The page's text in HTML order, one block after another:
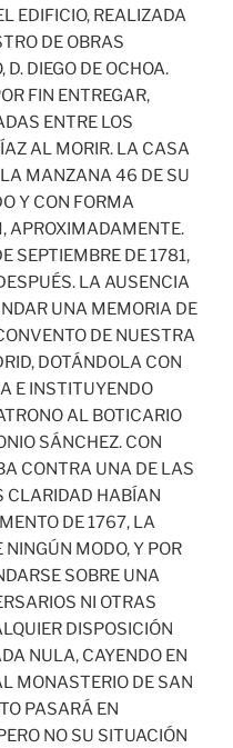
EDIFICIO, REALIZADA
DE OBRAS
D. DIEGO DE OCHOA.
FIN ENTREGAR,
ENTRE LOS
AL MORIR. LA CASA
MANZANA 46 DE SU
Y CON FORMA
APROXIMADAMENTE.
SEPTIEMBRE DE 1781,
LA AUSENCIA
UNA MEMORIA DE
DE NUESTRA
DOTÁNDOLA CON
E INSTITUYENDO
AL BOTICARIO
SÁNCHEZ. CON
CONTRA UNA DE LAS
CLARIDAD HABÍAN
DE 1767, LA
NINGÚN MODO, Y POR
SOBRE UNA
NI OTRAS
DISPOSICIÓN
NULA, CAYENDO EN
MONASTERIO DE SAN
PASARÁ EN
NO SU SITUACIÓN